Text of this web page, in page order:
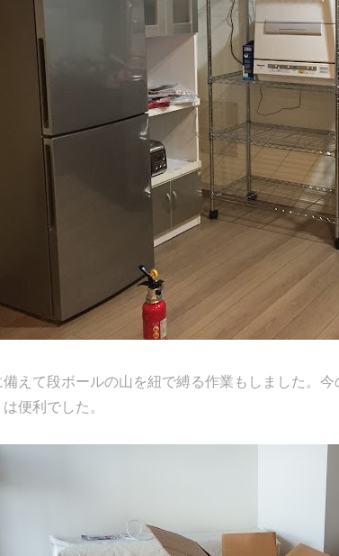
えて段ボールの山を紐で縛る作業もしました。
便利でした。